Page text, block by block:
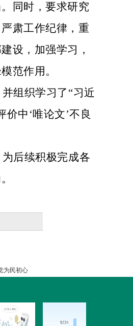
。同时，要求研究
肃工作纪律，重
设，加强学习，
范作用。
组织学习了 “习近
中‘唯论文’不良
后续积极完成各
为民初心